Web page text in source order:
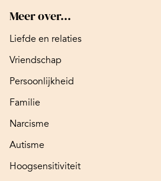
Meer over...
Liefde en relaties
Vriendschap
Persoonlijkheid
Familie
Narcisme
Autisme
Hoogsensitiviteit